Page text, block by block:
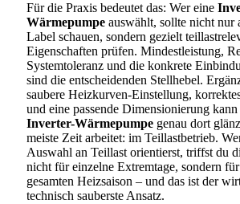
Für die Praxis bedeutet das: Wer eine
Wärmepumpe auswählt, sollte nicht nur
Label schauen, sondern gezielt
Eigenschaften prüfen. Mindestleistung,
Systemtoleranz und die konkrete
sind die entscheidenden Stellhebel.
saubere Heizkurven-Einstellung,
und eine passende Dimensionierung
Inverter-Wärmepumpe genau dort
meiste Zeit arbeitet: im Teillastbetrieb.
Auswahl an Teillast orientierst, triffst du
nicht für einzelne Extremtage, sondern
gesamten Heizsaison – und das ist der
technisch sauberste Ansatz.